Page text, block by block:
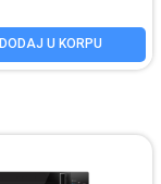
DODAJ U KORPU